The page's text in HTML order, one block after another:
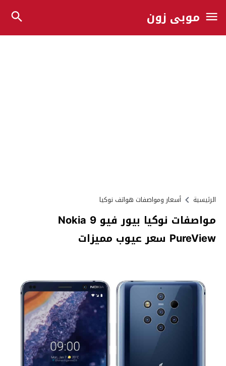
موبي زون
الرئيسية أسعار ومواصفات هواتف نوكيا
مواصفات نوكيا بيور فيو Nokia 9
PureView سعر عيوب مميزات